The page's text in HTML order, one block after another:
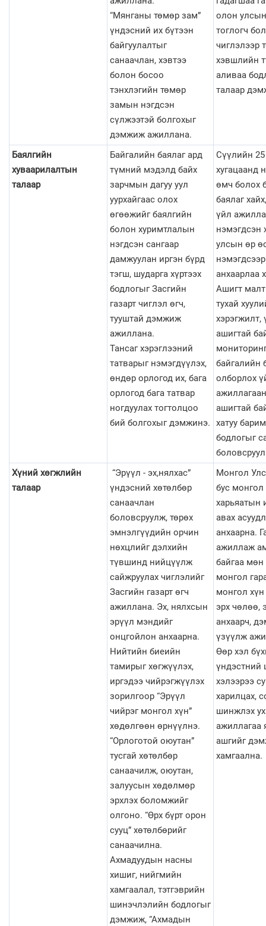
“Мянганы төмөр зам”
үндэсний их бүтээн
байгуулалтыг
санаачлан, хэвтээ
болон босоо
тэнхлэгийн төмөр
замын нэгдсэн
сүлжээтэй болгохыг
дэмжиж ажиллана.
олон
тоглогч
чиглэлээр
хэвшлийн
аливаа
талаар
Баялгийн
хуваарилалтын
талаар
Байгалийн баялаг ард
түмний мэдэлд байх
зарчмын дагуу уул
уурхайгаас олох
өгөөжийг баялгийн
болон хуримтлалын
нэгдсэн сангаар
дамжуулан иргэн бүрд
тэгш, шударга хүртээх
бодлогыг Засгийн
газарт чиглэл өгч,
тууштай дэмжиж
ажиллана.
Тансаг хэрэглээний
татварыг нэмэгдүүлэх,
өндөр орлогод их, бага
орлогод бага татвар
ногдуулах тогтолцоо
бий болгохыг дэмжинэ.
Сүүлийн
хугацаанд
өмч болох
баялаг
үйл
нэмэгдсэн
улсын өр
анхаарлаа
Ашигт
тухай
хэрэгжилт,
ашигтай
байгалийн
олборлох
ашигтай
хатуу
бодлогыг
Хүний хөгжлийн
талаар
“Эрүүл - эх,нялхас”
үндэсний хөтөлбөр
санаачлан
боловсруулж, төрөх
эмнэлгүүдийн орчин
нөхцлийг дэлхийн
түвшинд нийцүүлж
сайжруулах чиглэлийг
Засгийн газарт өгч
ажиллана. Эх, нялхсын
эрүүл мэндийг
онцгойлон анхаарна.
Нийтийн биеийн
тамирыг хөгжүүлэх,
иргэдээ чийрэгжүүлэх
зорилгоор “Эрүүл
чийрэг монгол хүн”
хөдөлгөөн өрнүүлнэ.
“Орлоготой оюутан”
тусгай хөтөлбөр
санаачилж, оюутан,
залуусын хөдөлмөр
эрхлэх боломжийг
олгоно. “Өрх бүрт орон
сууц” хөтөлбөрийг
санаачилна.
Ахмадуудын насны
хишиг, нийгмийн
хамгаалал, тэтгэврийн
шинэчлэлийн бодлогыг
дэмжиж, “Ахмадын
Монгол
бус монгол
харьяатын
авах
анхаарна.
ажиллаж
байгаа мөн
монгол
монгол хүн
эрх чөлөө,
анхаарч,
үзүүлж
Өөр хэл
үндэстний
хэлээрээ
харилцах,
шинжлэх
ажиллагаа
ашгийг
хамгаална.